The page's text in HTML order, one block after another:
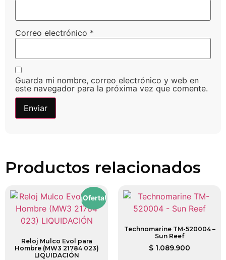
Correo electrónico *
Guarda mi nombre, correo electrónico y web en
este navegador para la próxima vez que comente.
Productos relacionados
¡Oferta!
Reloj Mulco Evol para
Hombre (MW3 21784 023)
LIQUIDACIÓN
Technomarine TM-520004 –
Sun Reef
$ 1.089.900